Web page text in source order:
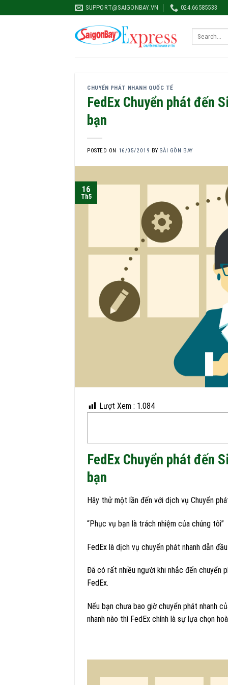
to
SUPPORT@SAIGONBAY.VN 024.66585533
CHUYỂN PHÁT NHANH QUỐC TẾ
FedEx Chuyển phát đến
bạn
POSTED ON 16/05/2019 BYSÀI GÒN BAY
16
Th5
Lượt Xem : 1.084
FedEx Chuyển phát đến
bạn
Hãy thử một lần đến với dịch vụ Chuyển
“Phục vụ bạn là trách nhiệm của chúng tôi”
FedEx là dịch vụ chuyển phát nhanh dẫn
Đã có rất nhiều người khi nhắc đến chuyển
FedEx.
Nếu bạn chưa bao giờ chuyển phát nhanh
nhanh nào thì FedEx chính là sự lựa chọn